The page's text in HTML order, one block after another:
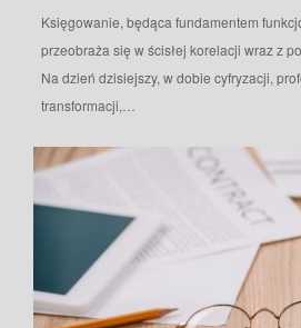
Księgowanie, będąca fundamentem
przeobraża się w ścisłej korelacji wraz z
Na dzień dzisiejszy, w dobie cyfryzacji,
transformacji,…